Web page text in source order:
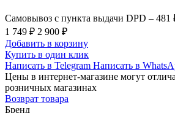
Самовывоз с пункта выдачи DPD – 481
1 749 ₽ 2 900 ₽
Добавить в корзину
Купить в один клик
Написать в Telegram Написать в
Цены в интернет-магазине могут
розничных магазинах
Возврат товара
Бренд